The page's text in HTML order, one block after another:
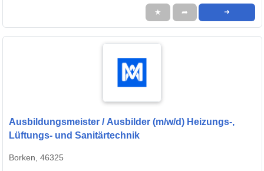
★ ➦ ➜
Ausbildungsmeister / Ausbilder (m/w/d) Heizungs-,
Lüftungs- und Sanitärtechnik
Borken, 46325